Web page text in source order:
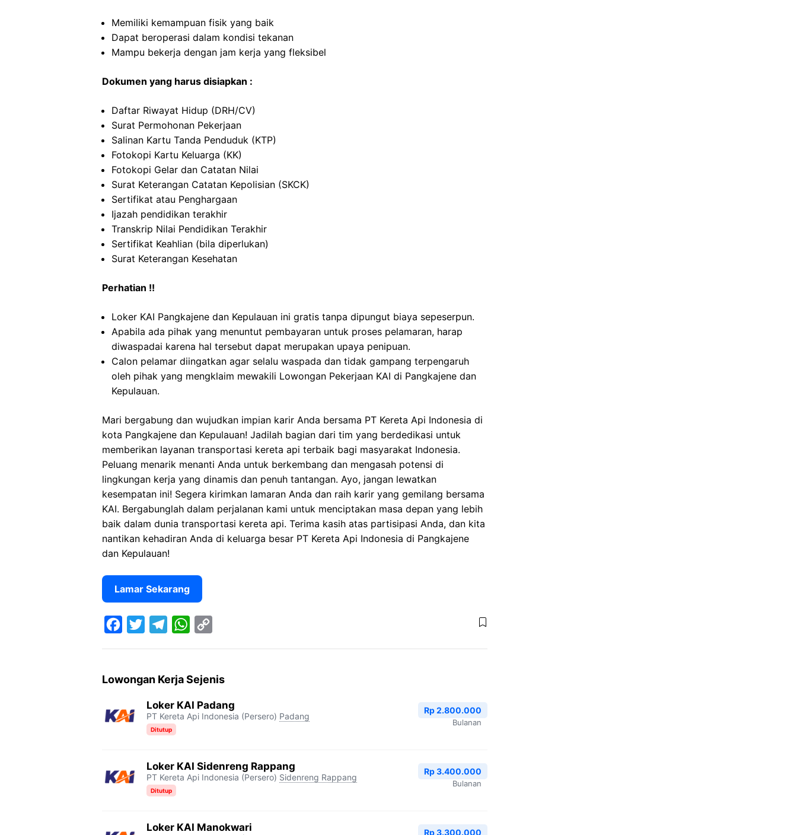
Memiliki kemampuan fisik yang baik
Dapat beroperasi dalam kondisi tekanan
Mampu bekerja dengan jam kerja yang fleksibel
Dokumen yang harus disiapkan :
Daftar Riwayat Hidup (DRH/CV)
Surat Permohonan Pekerjaan
Salinan Kartu Tanda Penduduk (KTP)
Fotokopi Kartu Keluarga (KK)
Fotokopi Gelar dan Catatan Nilai
Surat Keterangan Catatan Kepolisian (SKCK)
Sertifikat atau Penghargaan
Ijazah pendidikan terakhir
Transkrip Nilai Pendidikan Terakhir
Sertifikat Keahlian (bila diperlukan)
Surat Keterangan Kesehatan
Perhatian !!
Loker KAI Pangkajene dan Kepulauan ini gratis tanpa dipungut biaya sepeserpun.
Apabila ada pihak yang menuntut pembayaran untuk proses pelamaran, harap
diwaspadai karena hal tersebut dapat merupakan upaya penipuan.
Calon pelamar diingatkan agar selalu waspada dan tidak gampang terpengaruh
oleh pihak yang mengklaim mewakili Lowongan Pekerjaan KAI di Pangkajene dan
Kepulauan.
Mari bergabung dan wujudkan impian karir Anda bersama PT Kereta Api Indonesia di
kota Pangkajene dan Kepulauan! Jadilah bagian dari tim yang berdedikasi untuk
memberikan layanan transportasi kereta api terbaik bagi masyarakat Indonesia.
Peluang menarik menanti Anda untuk berkembang dan mengasah potensi di
lingkungan kerja yang dinamis dan penuh tantangan. Ayo, jangan lewatkan
kesempatan ini! Segera kirimkan lamaran Anda dan raih karir yang gemilang bersama
KAI. Bergabunglah dalam perjalanan kami untuk menciptakan masa depan yang lebih
baik dalam dunia transportasi kereta api. Terima kasih atas partisipasi Anda, dan kita
nantikan kehadiran Anda di keluarga besar PT Kereta Api Indonesia di Pangkajene
dan Kepulauan!
Lamar Sekarang
c
b
i
t
l
g
r
m
a
s
A
p
p
L
k
Lowongan Kerja Sejenis
Loker KAI Padang
PT Kereta Api Indonesia (Persero) Padang
Ditutup
Rp 2.800.000
Bulanan
Loker KAI Sidenreng Rappang
PT Kereta Api Indonesia (Persero) Sidenreng Rappang
Ditutup
Rp 3.400.000
Bulanan
Loker KAI Manokwari Rp 3.300.000